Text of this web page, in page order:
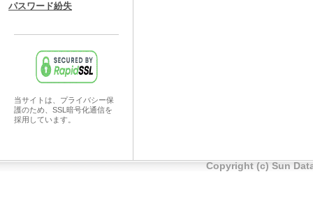
パスワード紛失
当サイトは、プライバシー保
護のため、SSL暗号化通信を
採用しています。
Copyright (c) Sun